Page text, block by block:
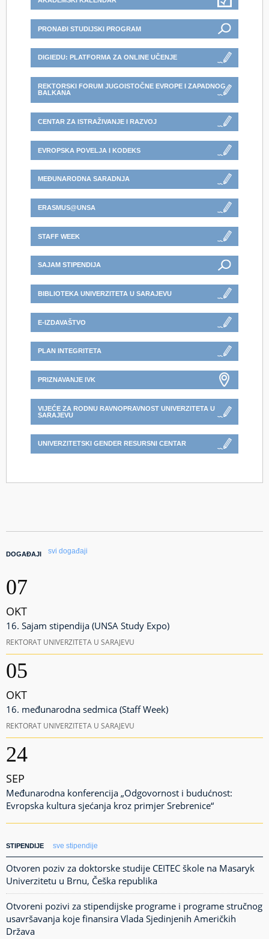
PRONAĐI STUDIJSKI PROGRAM
DIGIEDU: PLATFORMA ZA ONLINE UČENJE
REKTORSKI FORUM JUGOISTOČNE EVROPE I ZAPADNOG
BALKANA
CENTAR ZA ISTRAŽIVANJE I RAZVOJ
EVROPSKA POVELJA I KODEKS
MEĐUNARODNA SARADNJA
ERASMUS@UNSA
STAFF WEEK
SAJAM STIPENDIJA
BIBLIOTEKA UNIVERZITETA U SARAJEVU
E-IZDAVAŠTVO
PLAN INTEGRITETA
PRIZNAVANJE IVK
VIJEĆE ZA RODNU RAVNOPRAVNOST UNIVERZITETA U
SARAJEVU
UNIVERZITETSKI GENDER RESURSNI CENTAR
DOGAĐAJI svi događaji
07
OKT
16. Sajam stipendija (UNSA Study Expo)
REKTORAT UNIVERZITETA U SARAJEVU
05
OKT
16. međunarodna sedmica (Staff Week)
REKTORAT UNIVERZITETA U SARAJEVU
24
SEP
Međunarodna konferencija „Odgovornost i budućnost:
Evropska kultura sjećanja kroz primjer Srebrenice“
STIPENDIJE sve stipendije
Otvoren poziv za doktorske studije CEITEC škole na Masaryk
Univerzitetu u Brnu, Češka republika
Otvoreni pozivi za stipendijske programe i programe stručnog
usavršavanja koje finansira Vlada Sjedinjenih Američkih
Država